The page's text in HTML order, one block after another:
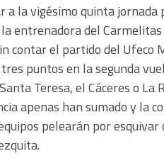
a la vigésimo quinta
entrenadora del
contar el partido del Ufeco
puntos en la segunda
Teresa, el Cáceres o La
apenas han sumado y la
pelearán por esquivar